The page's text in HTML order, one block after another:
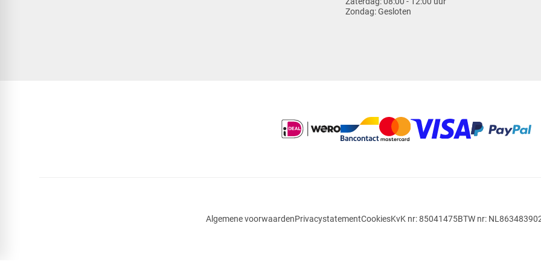
Zondag:Gesloten
Algemene voorwaardenPrivacystatementCookiesKvK nr: 85041475BTW nr: